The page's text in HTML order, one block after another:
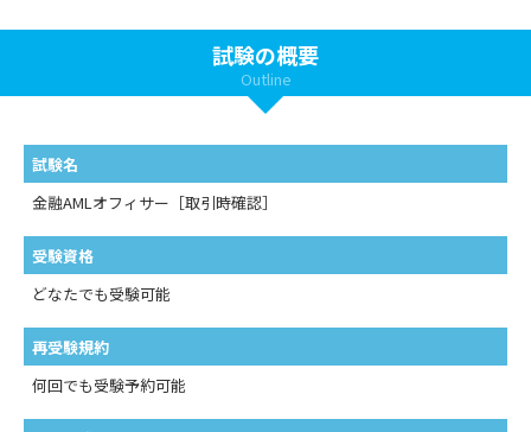
試験の概要
Outline
試験名
金融AMLオフィサー［取引時確認］
受験資格
どなたでも受験可能
再受験規約
何回でも受験予約可能